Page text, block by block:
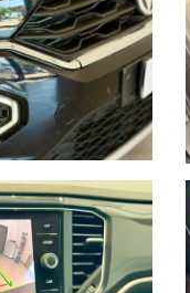
qualificati.
indicati nella presente
persona, via
alla volontà della